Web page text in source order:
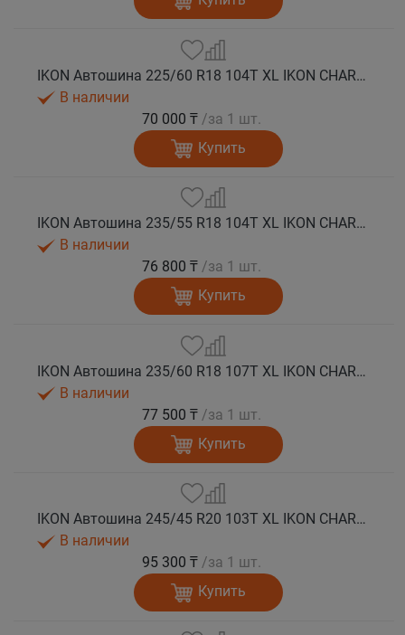
IKON Автошина 225/60 R18 104T XL IKON CHARACTER ICE 8 SUV шип.
В наличии
70 000 ₸ /за 1 шт.
Купить
IKON Автошина 235/55 R18 104T XL IKON CHARACTER ICE 8 SUV шип.
В наличии
76 800 ₸ /за 1 шт.
Купить
IKON Автошина 235/60 R18 107T XL IKON CHARACTER ICE 8 SUV шип.
В наличии
77 500 ₸ /за 1 шт.
Купить
IKON Автошина 245/45 R20 103T XL IKON CHARACTER ICE 8 SUV шип.
В наличии
95 300 ₸ /за 1 шт.
Купить